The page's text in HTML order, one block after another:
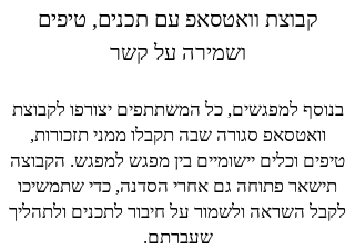
קבוצת וואטסאפ עם תכנים, טיפים
ושמירה על קשר
בנוסף למפגשים, כל המשתתפים יצורפו לקבוצת
וואטסאפ סגורה שבה תקבלו ממני תזכורות,
טיפים וכלים יישומיים בין מפגש למפגש. הקבוצה
תישאר פתוחה גם אחרי הסדנה, כדי שתמשיכו
לקבל השראה ולשמור על חיבור לתכנים ולתהליך
שעברתם.